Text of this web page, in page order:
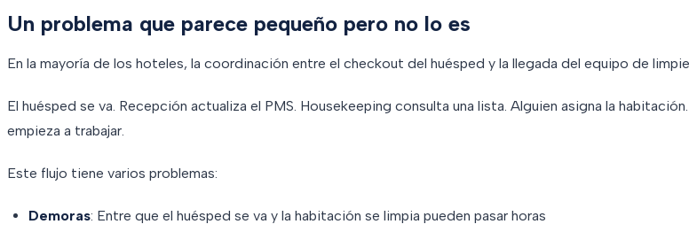
Un problema que parece pequeño pero no lo es
En la mayoría de los hoteles, la coordinación entre el checkout del huésped y la llegada del equipo de
El huésped se va. Recepción actualiza el PMS. Housekeeping consulta una lista. Alguien asigna la
empieza a trabajar.
Este flujo tiene varios problemas:
Demoras: Entre que el huésped se va y la habitación se limpia pueden pasar horas